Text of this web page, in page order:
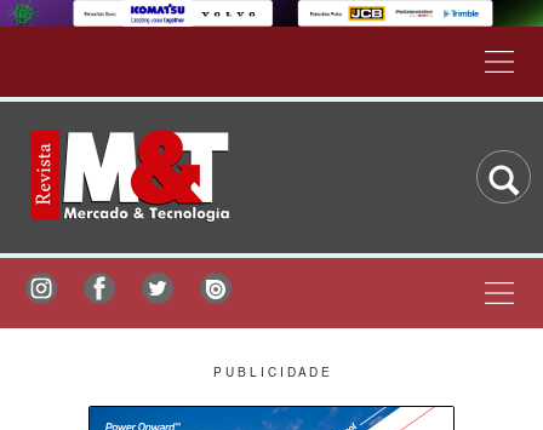
P U B L I C I D A D E